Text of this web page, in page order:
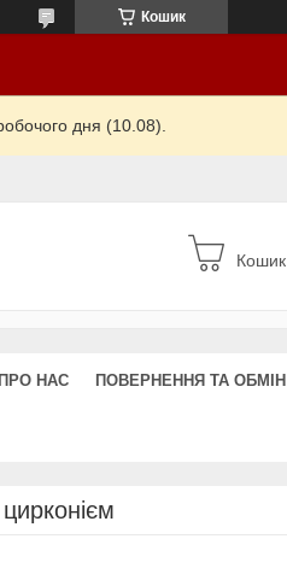
Кошик
дня (10.08).
Кошик
ПРО НАС ПОВЕРНЕННЯ ТА ОБМІН